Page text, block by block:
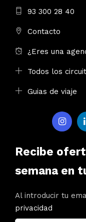
93 300 28 40
Contacto
¿Eres una
Todos los
Guias de viaje
Recibe
semana en
Al introducir tu
privacidad